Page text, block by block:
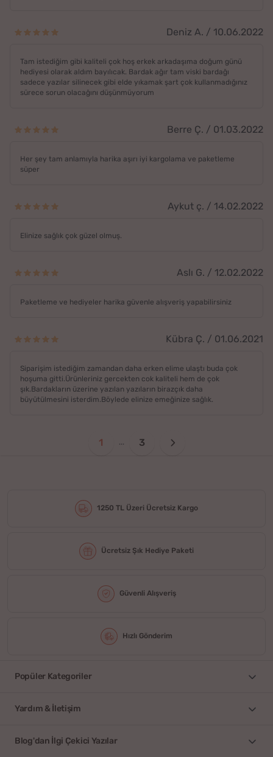
Deniz A. / 10.06.2022
Tam istediğim gibi kaliteli çok hoş erkek arkadaşıma doğum günü
hediyesi olarak aldım bayılıcak. Bardak ağır tam viski bardağı
sadece yazılar silinecek gibi elde yıkamak şart çok kullanmadığınız
sürece sorun olacağını düşünmüyorum
Berre Ç. / 01.03.2022
Her şey tam anlamıyla harika aşırı iyi kargolama ve paketleme
süper
Aykut ç. / 14.02.2022
Elinize sağlık çok güzel olmuş.
Aslı G. / 12.02.2022
Paketleme ve hediyeler harika güvenle alışveriş yapabilirsiniz
Kübra Ç. / 01.06.2021
Siparişim istediğim zamandan daha erken elime ulaştı buda çok
hoşuma gitti.Ürünleriniz gercekten cok kaliteli hem de çok
şık.Bardakların üzerine yazılan yazıların birazçık daha
büyütülmesini isterdim.Böylede elinize emeğinize sağlık.
1 ... 3
1250 TL Üzeri Ücretsiz Kargo
Ücretsiz Şık Hediye Paketi
Güvenli Alışveriş
Hızlı Gönderim
Popüler Kategoriler
Yardım & İletişim
Blog'dan İlgi Çekici Yazılar